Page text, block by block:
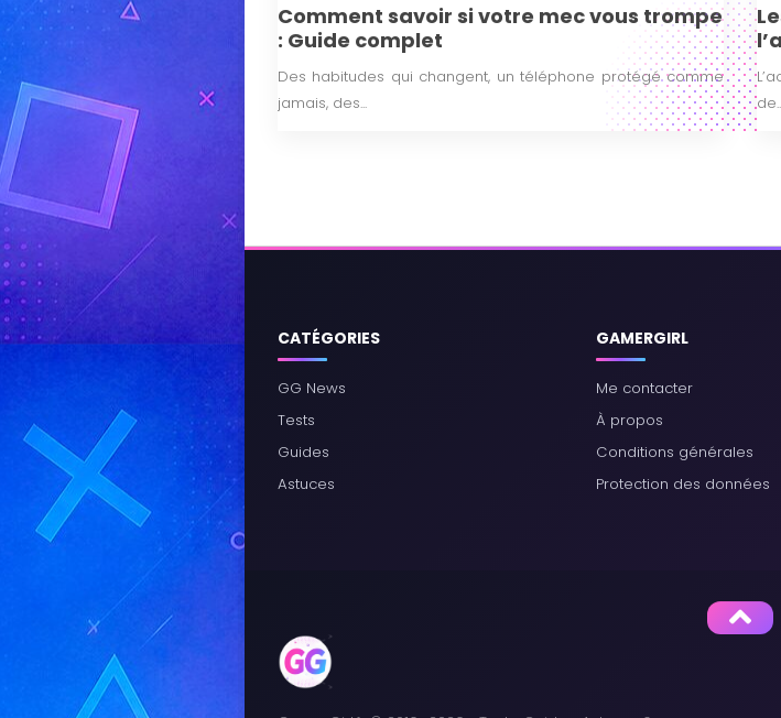
Comment savoir si votre mec vous trompe
: Guide complet
Des habitudes qui changent, un téléphone protégé comme
jamais, des...
CATÉGORIES
GG News
Tests
Guides
Astuces
GAMERGIRL
Me contacter
À propos
Conditions générales
Protection des données